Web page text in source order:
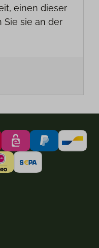
einen dieser
Sie sie an der